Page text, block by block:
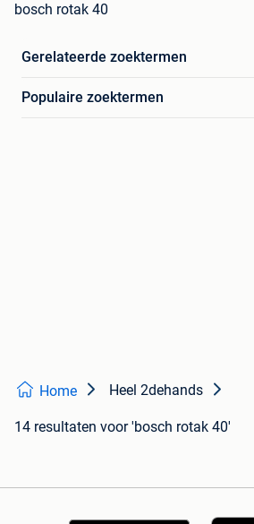
bosch rotak 40
Gerelateerde zoektermen
Populaire zoektermen
Home Heel 2dehands
14 resultaten voor 'bosch rotak 40'